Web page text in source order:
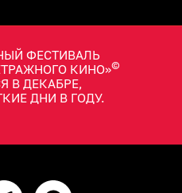
ФЕСТИВАЛЬ
КИНО»©
В ДЕКАБРЕ,
ДНИ В ГОДУ.